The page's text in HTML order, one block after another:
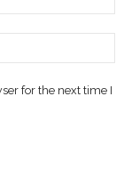
for the next time I